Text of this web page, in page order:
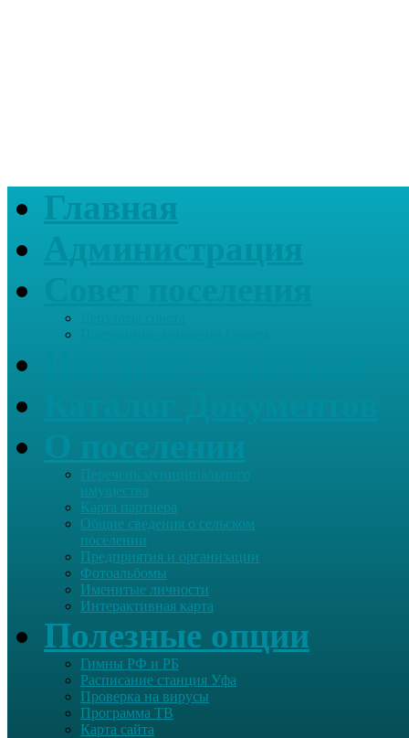
Главная
Перечень муниципального
имущества
Карта партнера
Общие сведения о сельском
поселении
Предприятия и организации
Фотоальбомы
Именитые личности
Интерактивная карта
Полезные опции
Гимны РФ и РБ
Расписание станция Уфа
Проверка на вирусы
Программа ТВ
Карта сайта